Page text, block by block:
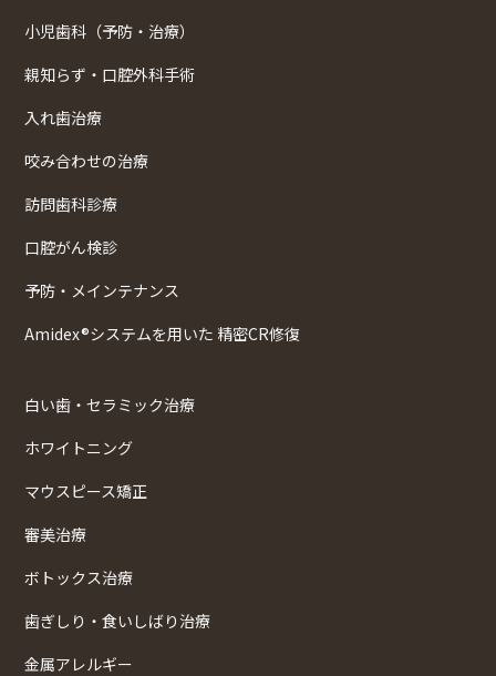
小児歯科（予防・治療）
親知らず・口腔外科手術
入れ歯治療
咬み合わせの治療
訪問歯科診療
口腔がん検診
予防・メインテナンス
Amidex®システムを用いた 精密CR修復
白い歯・セラミック治療
ホワイトニング
マウスピース矯正
審美治療
ボトックス治療
歯ぎしり・食いしばり治療
金属アレルギー